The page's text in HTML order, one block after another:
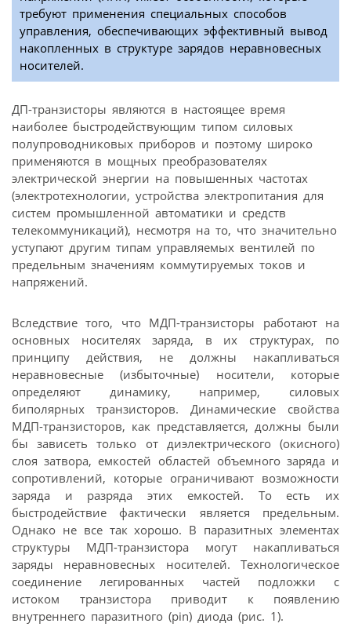
требуют применения специальных способов
управления, обеспечивающих эффективный вывод
накопленных в структуре зарядов неравновесных
носителей.
ДП-транзисторы являются в настоящее время
наиболее быстродействующим типом силовых
полупроводниковых приборов и поэтому широко
применяются в мощных преобразователях
электрической энергии на повышенных частотах
(электротехнологии, устройства электропитания для
систем промышленной автоматики и средств
телекоммуникаций), несмотря на то, что значительно
уступают другим типам управляемых вентилей по
предельным значениям коммутируемых токов и
напряжений.
Вследствие того, что МДП-транзисторы работают на
основных носителях заряда, в их структурах, по
принципу действия, не должны накапливаться
неравновесные (избыточные) носители, которые
определяют динамику, например, силовых
биполярных транзисторов. Динамические свойства
МДП-транзисторов, как представляется, должны были
бы зависеть только от диэлектрического (окисного)
слоя затвора, емкостей областей объемного заряда и
сопротивлений, которые ограничивают возможности
заряда и разряда этих емкостей. То есть их
быстродействие фактически является предельным.
Однако не все так хорошо. В паразитных элементах
структуры МДП-транзистора могут накапливаться
заряды неравновесных носителей. Технологическое
соединение легированных частей подложки с
истоком транзистора приводит к появлению
внутреннего паразитного (pin) диода (рис. 1).